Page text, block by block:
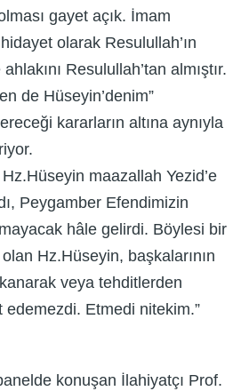
gayet açık. İmam
olarak Resulullah’ın
Resulullah’tan almıştır.
de Hüseyin’denim”
kararların altına aynıyla
maazallah Yezid’e
Peygamber Efendimizin
hâle gelirdi. Böylesi bir
Hz.Hüseyin, başkalarının
veya tehditlerden
edemezdi. Etmedi nitekim.”
konuşan İlahiyatçı Prof.